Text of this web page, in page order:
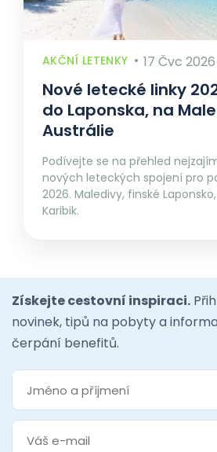
AKČNÍ LETENKY 17 Čvc 2026
Nové letecké linky
do Laponska, na
Austrálie
Podívejte se na přehled
nových leteckých spojení pro
2026. Maledivy, finské
Karibik.
Získejte cestovní inspiraci.
novinek, tipů na pobyty a
čerpání benefitů.